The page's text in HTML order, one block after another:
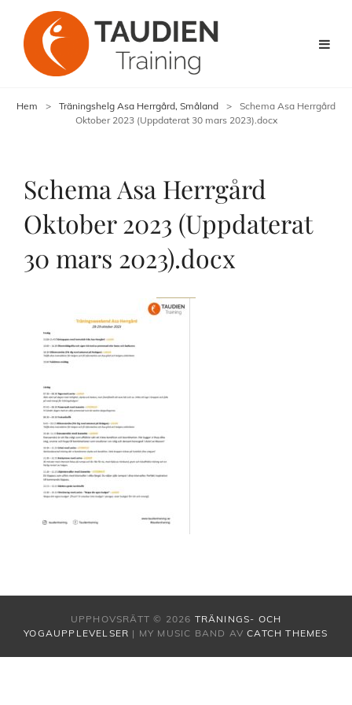
Hem > Träningshelg Asa Herrgård, Småland >
Schema Asa Herrgård
Oktober 2023 (Uppdaterat 30 mars 2023).docx
Schema Asa Herrgård
Oktober 2023 (Uppdaterat
30 mars 2023).docx
UPPHOVSRÄTT © 2026 TRÄNINGS- OCH
YOGAUPPLEVELSER | MY MUSIC BAND AVCATCH THEMES